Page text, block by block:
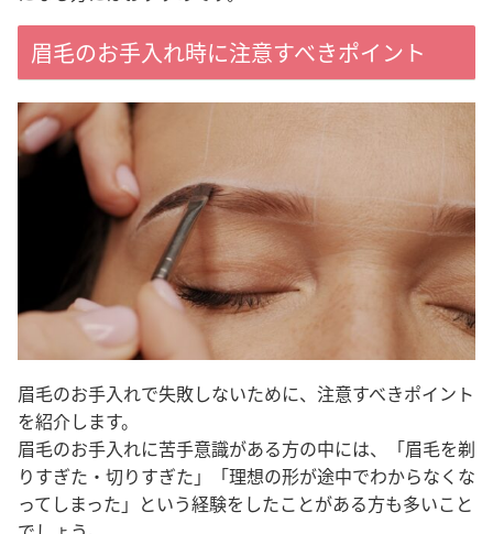
眉毛のお手入れ時に注意すべきポイント
眉毛のお手入れで失敗しないために、注意すべきポイント
を紹介します。
眉毛のお手入れに苦手意識がある方の中には、「眉毛を剃
りすぎた・切りすぎた」「理想の形が途中でわからなくな
ってしまった」という経験をしたことがある方も多いこと